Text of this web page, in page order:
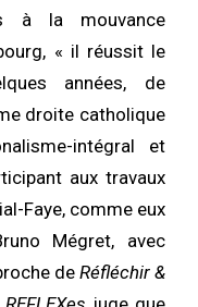
à la mouvance
« il réussit le
années, de
droite catholique
intégral et
aux travaux
Faye, comme eux
Mégret, avec
de Réfléchir &